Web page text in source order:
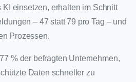
einsetzen, erhalten im Schnitt
– 47 statt 79 pro Tag – und
Prozessen.
% der befragten Unternehmen,
Daten schneller zu